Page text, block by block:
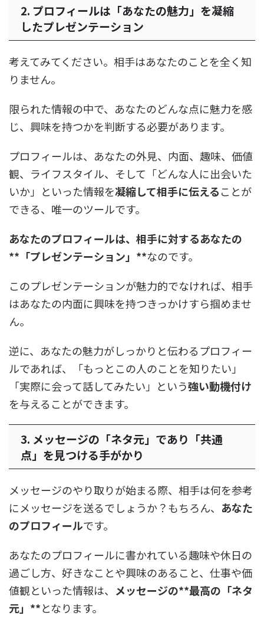
2. プロフィールは「あなたの魅力」を凝縮
したプレゼンテーション
考えてみてください。相手はあなたのことを全く知
りません。
限られた情報の中で、あなたのどんな点に魅力を感
じ、興味を持つかを判断する必要があります。
プロフィールは、あなたの外見、内面、趣味、価値
観、ライフスタイル、そして「どんな人に出会いた
いか」といった情報を凝縮して相手に伝えることが
できる、唯一のツールです。
あなたのプロフィールは、相手に対するあなたの
**「プレゼンテーション」**なのです。
このプレゼンテーションが魅力的でなければ、相手
はあなたの内面に興味を持つきっかけすら掴めませ
ん。
逆に、あなたの魅力がしっかりと伝わるプロフィー
ルであれば、「もっとこの人のことを知りたい」
「実際に会って話してみたい」という強い動機付け
を与えることができます。
3. メッセージの「ネタ元」であり「共通
点」を見つける手がかり
メッセージのやり取りが始まる際、相手は何を参考
にメッセージを送るでしょうか？もちろん、 あなた
のプロフィールです。
あなたのプロフィールに書かれている趣味や休日の
過ごし方、好きなことや興味のあること、仕事や価
値観といった情報は、 メッセージの**最高の「ネタ
元」**となります。